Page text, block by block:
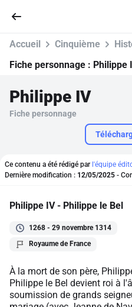
Accueil
Recherche
S'inscrire
Accueil Cinquième
Fiche personnage : Philippe
Philippe IV
Fiche personnage
Ce contenu a été rédigé par l'équipe
Dernière modification : 12/05/2025 -
Philippe IV - Philippe le Bel
1268 - 29 novembre 1314
Royaume de France
À la mort de son père,
Philippe le Bel devient roi à
soumission de grands